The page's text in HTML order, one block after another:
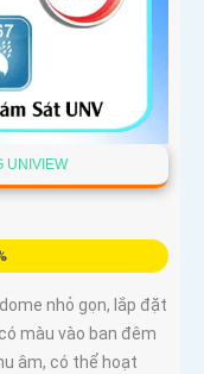
UNIVIEW
nhỏ gọn, lắp đặt
màu vào ban đêm
âm, có thể hoạt